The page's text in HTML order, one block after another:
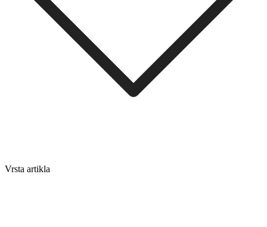
Vrsta artikla